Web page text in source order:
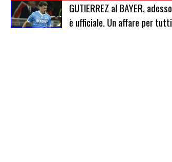
GUTIERREZ al BAYER, adesso
è ufficiale. Un affare per tutti